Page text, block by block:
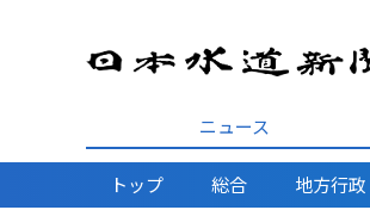
ニュース
トップ 総合 地方行政